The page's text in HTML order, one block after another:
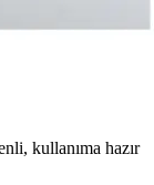
kullanıma hazır